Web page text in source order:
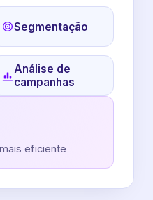
Segmentação
Análise de
campanhas
eficiente